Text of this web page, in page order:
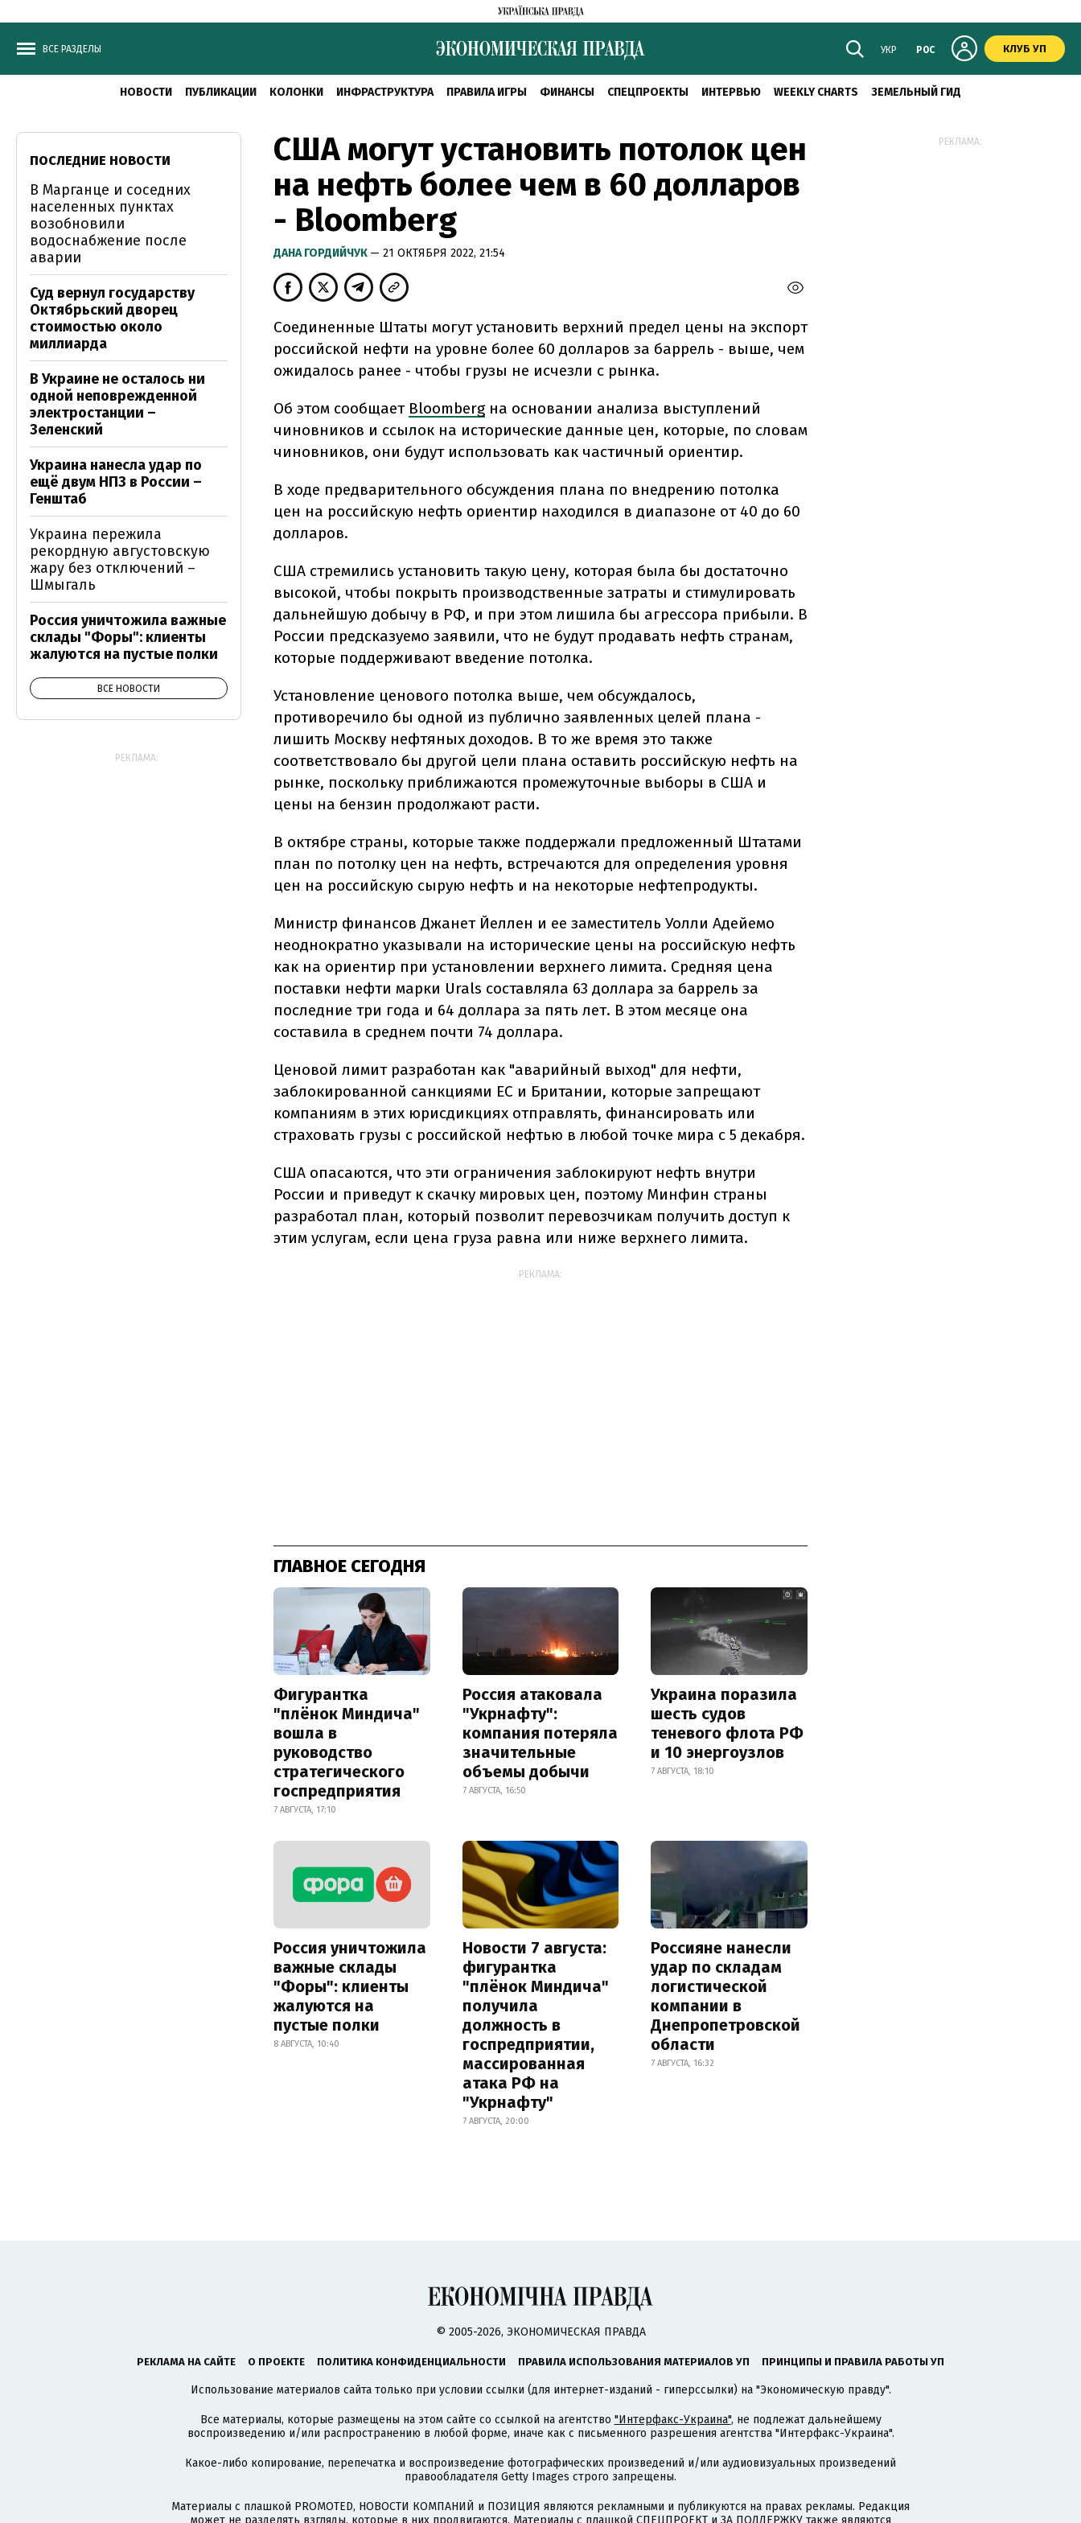
ВСЕ РАЗДЕЛЫ УКР РОС КЛУБ УП
НОВОСТИ ПУБЛИКАЦИИ КОЛОНКИ ИНФРАСТРУКТУРА ПРАВИЛА ИГРЫ ФИНАНСЫ СПЕЦПРОЕКТЫ ИНТЕРВЬЮ WEEKLY CHARTS ЗЕМЕЛЬНЫЙ ГИД
США могут установить потолок цен
на нефть более чем в 60 долларов
- Bloomberg
ДАНА ГОРДИЙЧУК — 21 ОКТЯБРЯ 2022, 21:54
Соединенные Штаты могут установить верхний предел цены на экспорт
российской нефти на уровне более 60 долларов за баррель - выше, чем
ожидалось ранее - чтобы грузы не исчезли с рынка.
Об этом сообщает Bloombergна основании анализа выступлений
чиновников и ссылок на исторические данные цен, которые, по словам
чиновников, они будут использовать как частичный ориентир.
В ходе предварительного обсуждения плана по внедрению потолка
цен на российскую нефть ориентир находился в диапазоне от 40 до 60
долларов.
США стремились установить такую цену, которая была бы достаточно
высокой, чтобы покрыть производственные затраты и стимулировать
дальнейшую добычу в РФ, и при этом лишила бы агрессора прибыли. В
России предсказуемо заявили, что не будут продавать нефть странам,
которые поддерживают введение потолка.
Установление ценового потолка выше, чем обсуждалось,
противоречило бы одной из публично заявленных целей плана -
лишить Москву нефтяных доходов. В то же время это также
соответствовало бы другой цели плана оставить российскую нефть на
рынке, поскольку приближаются промежуточные выборы в США и
цены на бензин продолжают расти.
В октябре страны, которые также поддержали предложенный Штатами
план по потолку цен на нефть, встречаются для определения уровня
цен на российскую сырую нефть и на некоторые нефтепродукты.
Министр финансов Джанет Йеллен и ее заместитель Уолли Адейемо
неоднократно указывали на исторические цены на российскую нефть
как на ориентир при установлении верхнего лимита. Средняя цена
поставки нефти марки Urals составляла 63 доллара за баррель за
последние три года и 64 доллара за пять лет. В этом месяце она
составила в среднем почти 74 доллара.
Ценовой лимит разработан как "аварийный выход" для нефти,
заблокированной санкциями ЕС и Британии, которые запрещают
компаниям в этих юрисдикциях отправлять, финансировать или
страховать грузы с российской нефтью в любой точке мира с 5 декабря.
США опасаются, что эти ограничения заблокируют нефть внутри
России и приведут к скачку мировых цен, поэтому Минфин страны
разработал план, который позволит перевозчикам получить доступ к
этим услугам, если цена груза равна или ниже верхнего лимита.
РЕКЛАМА:
ГЛАВНОЕ СЕГОДНЯ
Фигурантка
"плёнок Миндича"
вошла в
руководство
стратегического
госпредприятия
7 АВГУСТА, 17:10
Россия атаковала
"Укрнафту":
компания потеряла
значительные
объемы добычи
7 АВГУСТА, 16:50
Украина поразила
шесть судов
теневого флота РФ
и 10 энергоузлов
7 АВГУСТА, 18:10
Россия уничтожила
важные склады
"Форы": клиенты
жалуются на
пустые полки
8 АВГУСТА, 10:40
Новости 7 августа:
фигурантка
"плёнок Миндича"
получила
должность в
госпредприятии,
массированная
атака РФ на
"Укрнафту"
7 АВГУСТА, 20:00
Россияне нанесли
удар по складам
логистической
компании в
Днепропетровской
области
7 АВГУСТА, 16:32
ПОСЛЕДНИЕ НОВОСТИ
В Марганце и соседних
населенных пунктах
возобновили
водоснабжение после
аварии
Суд вернул государству
Октябрьский дворец
стоимостью около
миллиарда
В Украине не осталось ни
одной неповрежденной
электростанции –
Зеленский
Украина нанесла удар по
ещё двум НПЗ в России –
Генштаб
Украина пережила
рекордную августовскую
жару без отключений –
Шмыгаль
Россия уничтожила важные
склады "Форы": клиенты
жалуются на пустые полки
ВСЕ НОВОСТИ
РЕКЛАМА:
РЕКЛАМА:
© 2005-2026, ЭКОНОМИЧЕСКАЯ ПРАВДА
РЕКЛАМА НА САЙТЕ О ПРОЕКТЕ ПОЛИТИКА КОНФИДЕНЦИАЛЬНОСТИ ПРАВИЛА ИСПОЛЬЗОВАНИЯ МАТЕРИАЛОВ УП ПРИНЦИПЫ И ПРАВИЛА РАБОТЫ УП
Использование материалов сайта только при условии ссылки (для интернет-изданий - гиперссылки) на "Экономическую правду".
Все материалы, которые размещены на этом сайте со ссылкой на агентство "Интерфакс-Украина", не подлежат дальнейшему
воспроизведению и/или распространению в любой форме, иначе как с письменного разрешения агентства "Интерфакс-Украина".
Какое-либо копирование, перепечатка и воспроизведение фотографических произведений и/или аудиовизуальных произведений
правообладателя Getty Images строго запрещены.
Материалы с плашкой PROMOTED, НОВОСТИ КОМПАНИЙ и ПОЗИЦИЯ являются рекламными и публикуются на правах рекламы. Редакция
может не разделять взгляды, которые в них продвигаются. Материалы с плашкой СПЕЦПРОЕКТ и ЗА ПОДДЕРЖКУ также являются